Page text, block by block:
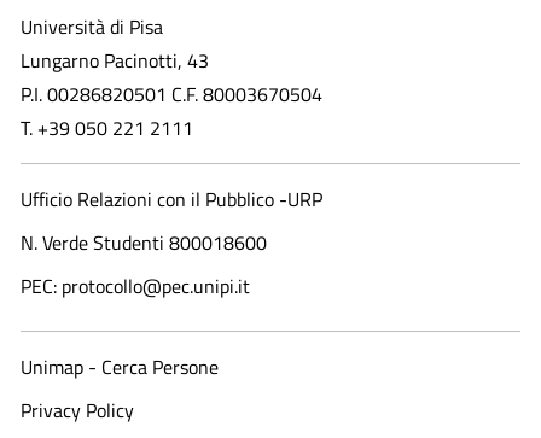
Università di Pisa
Lungarno Pacinotti, 43
P.I. 00286820501 C.F. 80003670504
T. +39 050 221 2111
Ufficio Relazioni con il Pubblico -URP
N. Verde Studenti 800018600​
PEC: protocollo@pec.unipi.it
Unimap - Cerca Persone
Privacy Policy